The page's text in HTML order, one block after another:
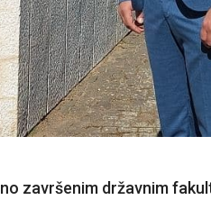
završenim državnim